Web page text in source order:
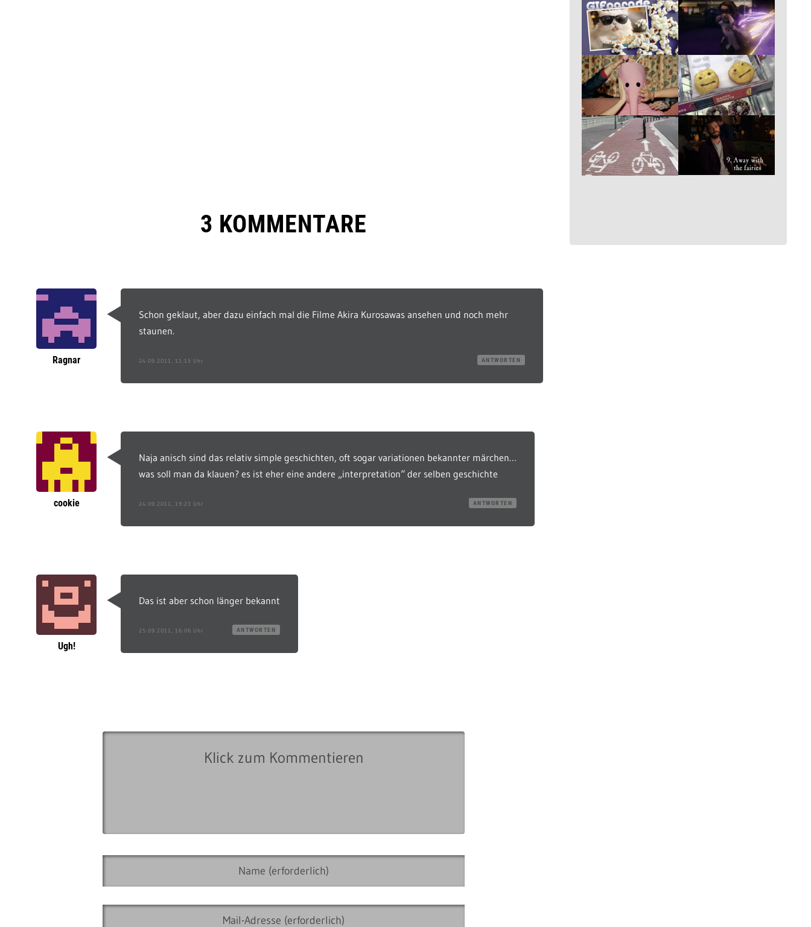
3 KOMMENTARE
Ragnar
Schon geklaut, aber dazu einfach mal die Filme Akira Kurosawas ansehen und noch mehr
staunen.
24.09.2011, 11:15 Uhr ANTWORTEN
cookie
Naja anisch sind das relativ simple geschichten, oft sogar variationen bekannter märchen…
was soll man da klauen? es ist eher eine andere „interpretation“ der selben geschichte
24.09.2011, 19:23 Uhr ANTWORTEN
Ugh!
Das ist aber schon länger bekannt
25.09.2011, 16:06 Uhr ANTWORTEN